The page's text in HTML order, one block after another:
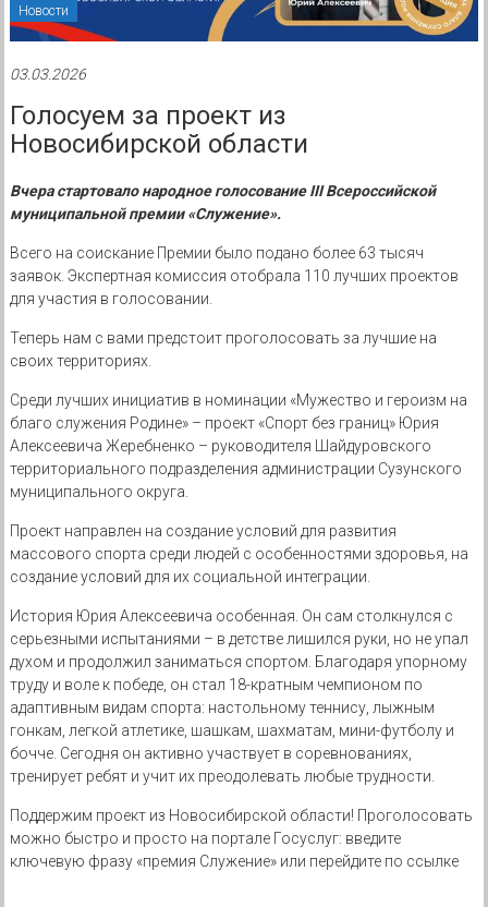
Новости
03.03.2026
Голосуем за проект из
Новосибирской области
Вчера стартовало народное голосование III Всероссийской
муниципальной премии «Служение».
Всего на соискание Премии было подано более 63 тысяч
заявок. Экспертная комиссия отобрала 110 лучших проектов
для участия в голосовании.
Теперь нам с вами предстоит проголосовать за лучшие на
своих территориях.
Среди лучших инициатив в номинации «Мужество и героизм на
благо служения Родине» – проект «Спорт без границ» Юрия
Алексеевича Жеребненко – руководителя Шайдуровского
территориального подразделения администрации Сузунского
муниципального округа.
Проект направлен на создание условий для развития
массового спорта среди людей с особенностями здоровья, на
создание условий для их социальной интеграции.
История Юрия Алексеевича особенная. Он сам столкнулся с
серьезными испытаниями – в детстве лишился руки, но не упал
духом и продолжил заниматься спортом. Благодаря упорному
труду и воле к победе, он стал 18-кратным чемпионом по
адаптивным видам спорта: настольному теннису, лыжным
гонкам, легкой атлетике, шашкам, шахматам, мини-футболу и
бочче. Сегодня он активно участвует в соревнованиях,
тренирует ребят и учит их преодолевать любые трудности.
Поддержим проект из Новосибирской области! Проголосовать
можно быстро и просто на портале Госуслуг: введите
ключевую фразу «премия Служение» или перейдите по ссылке